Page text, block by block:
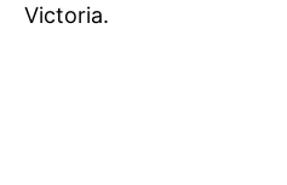
Victoria.